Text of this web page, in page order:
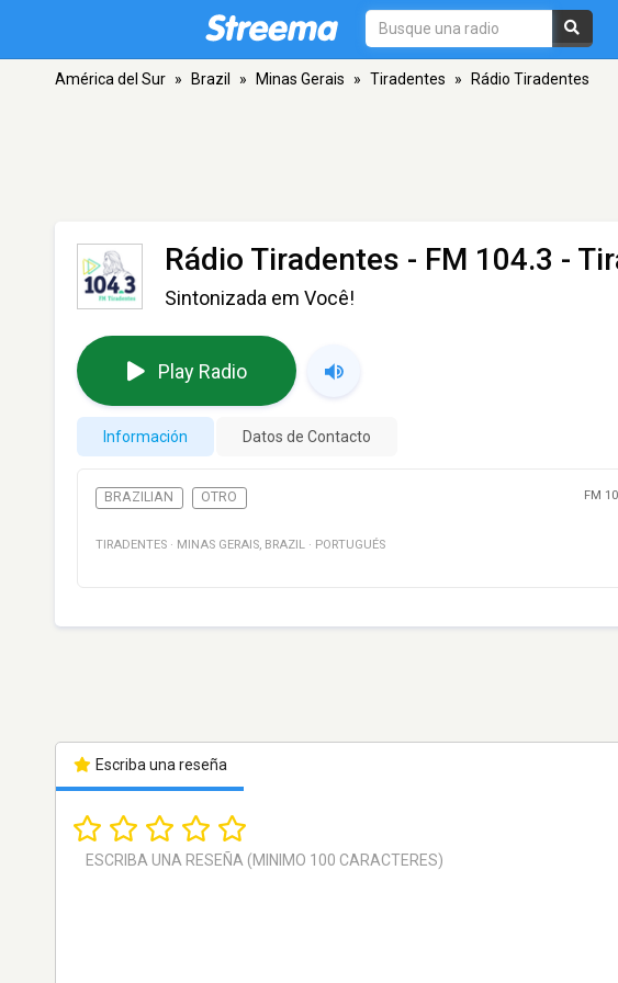
América del Sur » Brazil » Minas Gerais » Tiradentes » Rádio Tiradentes
Rádio Tiradentes - FM 104.3 -
Sintonizada em Você!
Play Radio
Información Datos de Contacto
BRAZILIAN OTRO FM
TIRADENTES · MINAS GERAIS, BRAZIL · PORTUGUÉS
Escriba una reseña